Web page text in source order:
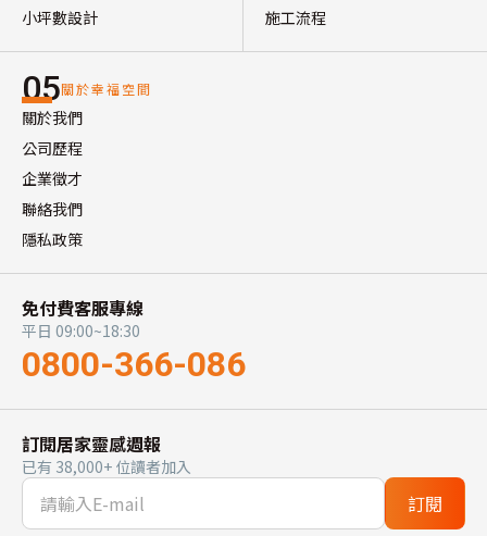
小坪數設計
施工流程
05關於幸福空間
關於我們
公司歷程
企業徵才
聯絡我們
隱私政策
免付費客服專線
平日 09:00~18:30
0800-366-086
訂閱居家靈感週報
已有 38,000+ 位讀者加入
訂閱